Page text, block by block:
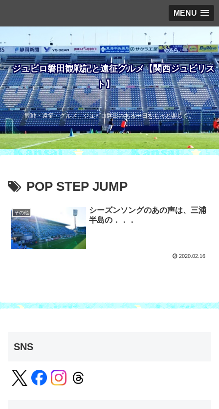
MENU
ジュビロ磐田観戦記と遠征グルメ【関西ジュビリス
ト】
観戦・遠征・グルメ。ジュビロ磐田のある一日をもっと楽しく。
POP STEP JUMP
その他
シーズンソングのあの声は、三浦
半島の．．．
2020.02.16
SNS